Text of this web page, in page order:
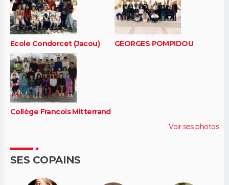
Ecole Condorcet (Jacou) GEORGES POMPIDOU
Collège Francois Mitterrand
Voir ses photos
SES COPAINS